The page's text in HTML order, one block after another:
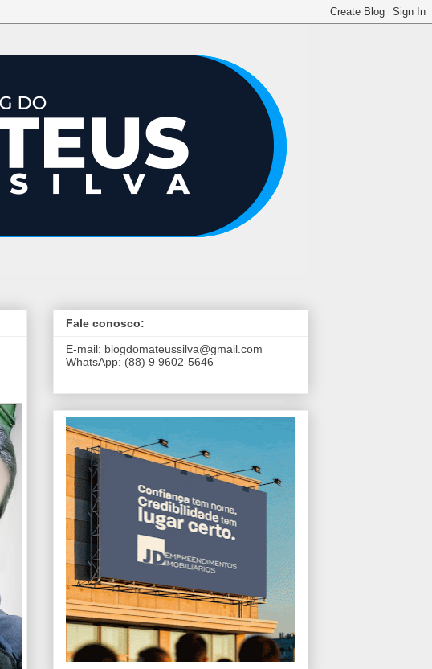
Fale conosco:
E-mail: blogdomateussilva@gmail.com
WhatsApp: (88) 9 9602-5646